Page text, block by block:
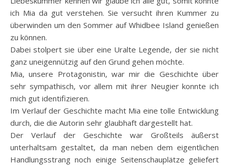
ich Mia da gut verstehen. Sie versucht ihren Kummer zu
überwinden um den Sommer auf Whidbee Island genießen
zu können.
Dabei stolpert sie über eine Uralte Legende, der sie nicht
ganz uneigennützig auf den Grund gehen möchte.
Mia, unsere Protagonistin, war mir die Geschichte über
sehr sympathisch, vor allem mit ihrer Neugier konnte ich
mich gut identifizieren.
Im Verlauf der Geschichte macht Mia eine tolle Entwicklung
durch, die die Autorin sehr glaubhaft dargestellt hat.
Der Verlauf der Geschichte war Großteils äußerst
unterhaltsam gestaltet, da man neben dem eigentlichen
Handlungsstrang noch einige Seitenschauplätze geliefert